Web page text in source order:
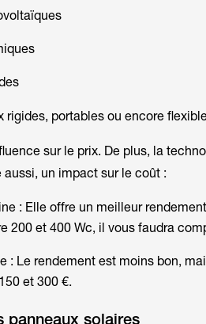
rigides, portables ou encore
sur le prix. De plus, la
un impact sur le coût :
: Elle offre un meilleur
200 et 400 Wc, il vous faudra
: Le rendement est moins bon,
et 300 €.
panneaux solaires